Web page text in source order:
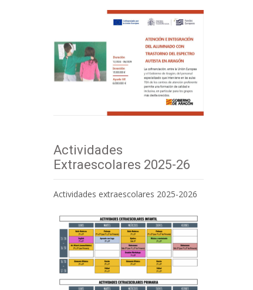
Actividades
Extraescolares 2025-26
Actividades extraescolares 2025-2026